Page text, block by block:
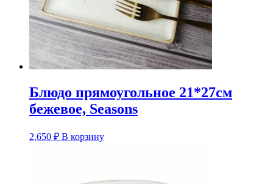
Блюдо прямоугольное 21*27см
бежевое, Seasons
2,650 ₽ В корзину